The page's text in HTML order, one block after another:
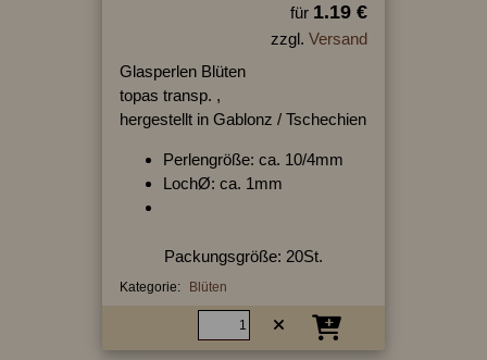
für 1.19 €
zzgl. Versand
Glasperlen Blüten
topas transp. ,
hergestellt in Gablonz / Tschechien
Perlengröße: ca. 10/4mm
LochØ: ca. 1mm
Packungsgröße: 20St.
Kategorie: Blüten